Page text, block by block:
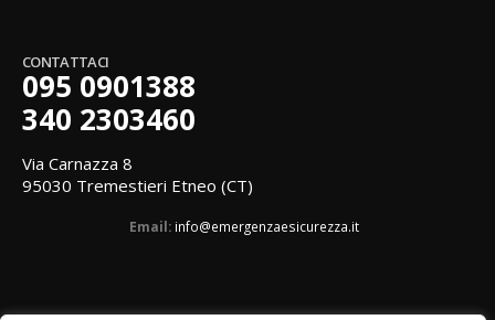
CONTATTACI
095 0901388
340 2303460
Via Carnazza 8
95030 Tremestieri Etneo (CT)
Email: info@emergenzaesicurezza.it